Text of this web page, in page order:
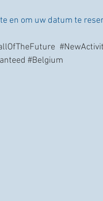
en om uw datum te
#Belgium